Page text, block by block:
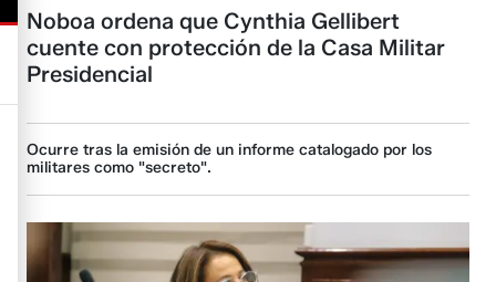
Noboa ordena que Cynthia Gellibert
cuente con protección de la Casa Militar
Presidencial
Ocurre tras la emisión de un informe catalogado por los
militares como "secreto".